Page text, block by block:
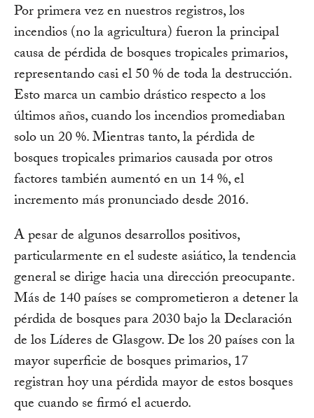
Por primera vez en nuestros registros, los
incendios (no la agricultura) fueron la principal
causa de pérdida de bosques tropicales primarios,
representando casi el 50 % de toda la destrucción.
Esto marca un cambio drástico respecto a los
últimos años, cuando los incendios promediaban
solo un 20 %. Mientras tanto, la pérdida de
bosques tropicales primarios causada por otros
factores también aumentó en un 14 %, el
incremento más pronunciado desde 2016.
A pesar de algunos desarrollos positivos,
particularmente en el sudeste asiático, la tendencia
general se dirige hacia una dirección preocupante.
Más de 140 países se comprometieron a detener la
pérdida de bosques para 2030 bajo la Declaración
de los Líderes de Glasgow. De los 20 países con la
mayor superficie de bosques primarios, 17
registran hoy una pérdida mayor de estos bosques
que cuando se firmó el acuerdo.